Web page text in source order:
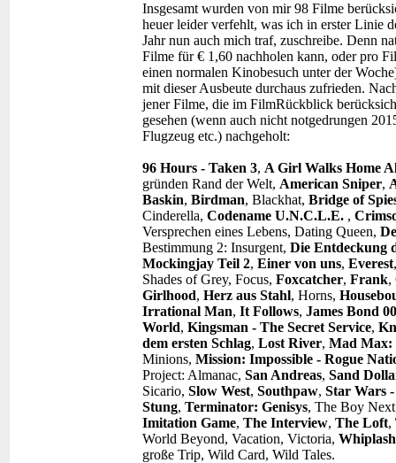
Insgesamt wurden von mir 98 Filme
heuer leider verfehlt, was ich in erster Linie
Jahr nun auch mich traf, zuschreibe. Denn
Filme für € 1,60 nachholen kann, oder pro
einen normalen Kinobesuch unter der
mit dieser Ausbeute durchaus zufrieden.
jener Filme, die im FilmRückblick
gesehen (wenn auch nicht notgedrungen
Flugzeug etc.) nachgeholt:
96 Hours - Taken 3, A Girl Walks Home
gründen Rand der Welt, American Sniper,
Baskin, Birdman, Blackhat, Bridge of
Cinderella, Codename U.N.C.L.E. ,
Versprechen eines Lebens, Dating Queen,
Bestimmung 2: Insurgent, Die Entdeckung
Mockingjay Teil 2, Einer von uns, Everest
Shades of Grey, Focus, Foxcatcher, Frank,
Girlhood, Herz aus Stahl, Horns,
Irrational Man, It Follows, James Bond
World, Kingsman - The Secret Service,
dem ersten Schlag, Lost River, Mad Max:
Minions, Mission: Impossible - Rogue
Project: Almanac, San Andreas, Sand
Sicario, Slow West, Southpaw, Star Wars
Stung, Terminator: Genisys, The Boy
Imitation Game, The Interview, The Loft,
World Beyond, Vacation, Victoria, Whiplash
große Trip, Wild Card, Wild Tales.